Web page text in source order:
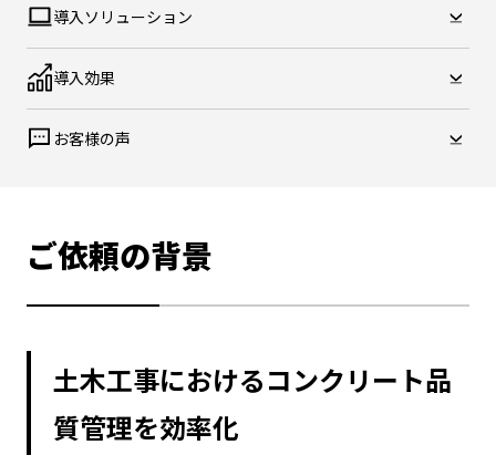
導入ソリューション
導入効果
お客様の声
ご依頼の背景
土木工事におけるコンクリート品
質管理を効率化